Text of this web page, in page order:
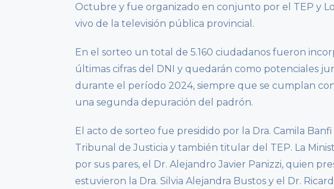
Octubre y fue organizado en conjunto por el TEP y
vivo de la televisión pública provincial.
En el sorteo un total de 5.160 ciudadanos fueron
últimas cifras del DNI y quedarán como potenciales
durante el período 2024, siempre que se cumplan
una segunda depuración del padrón.
El acto de sorteo fue presidido por la Dra. Camila
Tribunal de Justicia y también titular del TEP. La
por sus pares, el Dr. Alejandro Javier Panizzi, quien
estuvieron la Dra. Silvia Alejandra Bustos y el Dr.